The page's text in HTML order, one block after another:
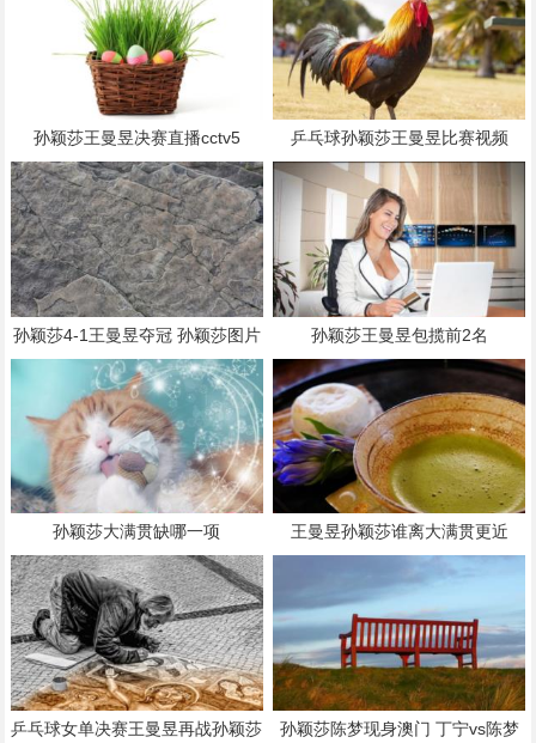
孙颖莎王曼昱决赛直播cctv5 乒乓球孙颖莎王曼昱比赛视频
孙颖莎4-1王曼昱夺冠 孙颖莎图片
高清壁纸
孙颖莎王曼昱包揽前2名
孙颖莎大满贯缺哪一项 王曼昱孙颖莎谁离大满贯更近
乒乓球女单决赛王曼昱再战孙颖莎
孙颖莎陈梦现身澳门 丁宁vs陈梦